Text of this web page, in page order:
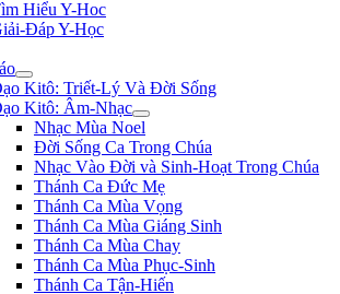
Hiểu Y-Hoc
Đáp Y-Học
Kitô: Triết-Lý Và Đời Sống
Kitô: Âm-Nhạc
Nhạc Mùa Noel
Đời Sống Ca Trong Chúa
Nhạc Vào Đời và Sinh-Hoạt Trong Chúa
Thánh Ca Đức Mẹ
Thánh Ca Mùa Vọng
Thánh Ca Mùa Giáng Sinh
Thánh Ca Mùa Chay
Thánh Ca Mùa Phục-Sinh
Thánh Ca Tận-Hiến